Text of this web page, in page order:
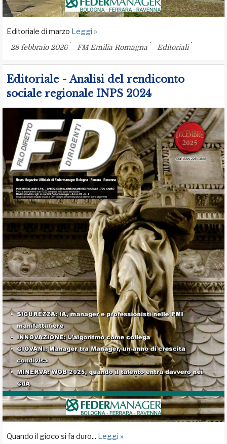
Editoriale di marzo Leggi »
28 febbraio 2026 FM Emilia Romagna Editoriali
Editoriale - Analisi del rendiconto
sociale regionale INPS 2024
Quando il gioco si fa duro... Leggi »